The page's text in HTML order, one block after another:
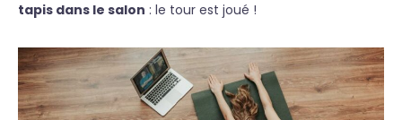
tapis dans le salon : le tour est joué !